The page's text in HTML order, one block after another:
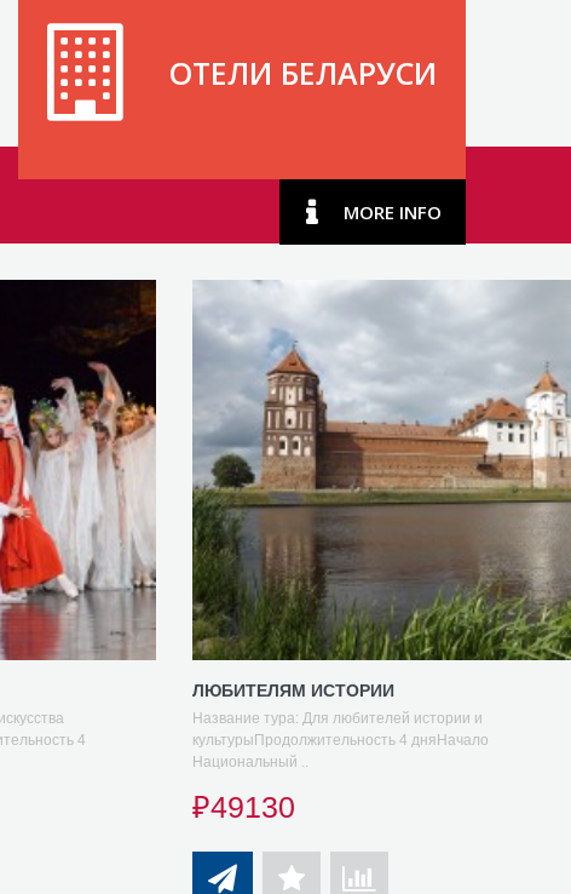
ОТЕЛИ БЕЛАРУСИ
MORE INFO
4
ЛЮБИТЕЛЯМ ИСТОРИИ
Название тура: Для любителей истории и
культурыПродолжительность 4 дняНачало
Национальный ..
₽49130